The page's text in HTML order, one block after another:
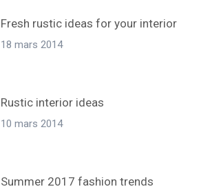
Fresh rustic ideas for your interior
18 mars 2014
Rustic interior ideas
10 mars 2014
Summer 2017 fashion trends